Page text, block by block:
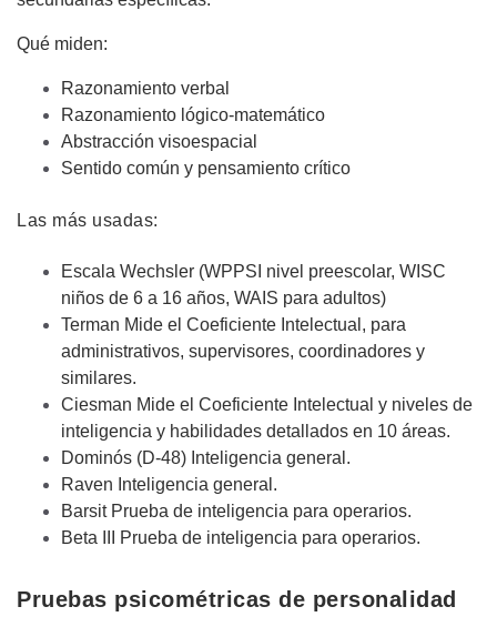
Qué miden:
Razonamiento verbal
Razonamiento lógico-matemático
Abstracción visoespacial
Sentido común y pensamiento crítico
Las más usadas:
Escala Wechsler (WPPSI nivel preescolar, WISC
niños de 6 a 16 años, WAIS para adultos)
Terman Mide el Coeficiente Intelectual, para
administrativos, supervisores, coordinadores y
similares.
Ciesman Mide el Coeficiente Intelectual y niveles de
inteligencia y habilidades detallados en 10 áreas.
Dominós (D-48) Inteligencia general.
Raven Inteligencia general.
Barsit Prueba de inteligencia para operarios.
Beta III Prueba de inteligencia para operarios.
Pruebas psicométricas de personalidad